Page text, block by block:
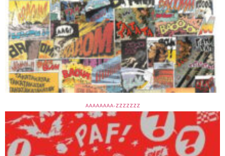
AAAAAAAA-ZZZZZZZ